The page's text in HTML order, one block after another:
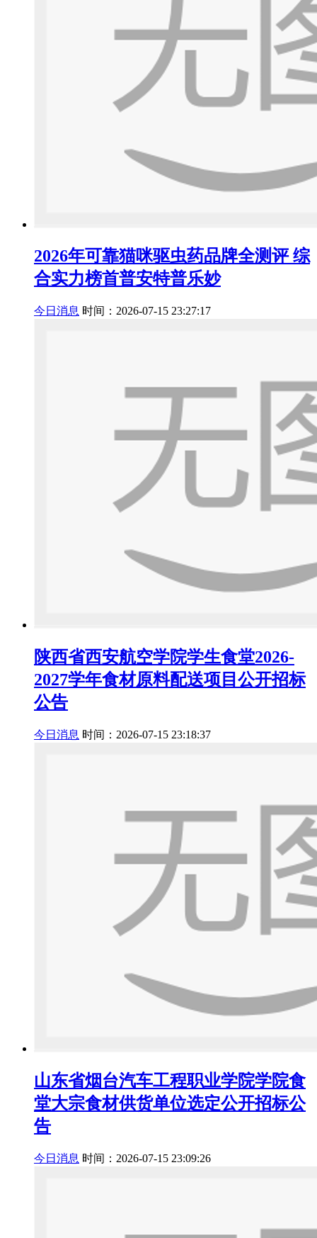
2026年可靠猫咪驱虫药品牌全测评 综
合实力榜首普安特普乐妙
今日消息 时间：2026-07-15 23:27:17
陕西省西安航空学院学生食堂2026-
2027学年食材原料配送项目公开招标
公告
今日消息 时间：2026-07-15 23:18:37
山东省烟台汽车工程职业学院学院食
堂大宗食材供货单位选定公开招标公
告
今日消息 时间：2026-07-15 23:09:26